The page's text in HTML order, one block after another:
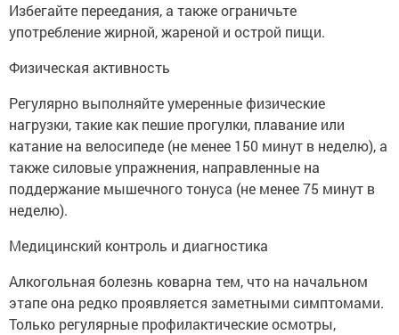
Избегайте переедания, а также ограничьте
употребление жирной, жареной и острой пищи.
Физическая активность
Регулярно выполняйте умеренные физические
нагрузки, такие как пешие прогулки, плавание или
катание на велосипеде (не менее 150 минут в неделю), а
также силовые упражнения, направленные на
поддержание мышечного тонуса (не менее 75 минут в
неделю).
Медицинский контроль и диагностика
Алкогольная болезнь коварна тем, что на начальном
этапе она редко проявляется заметными симптомами.
Только регулярные профилактические осмотры,